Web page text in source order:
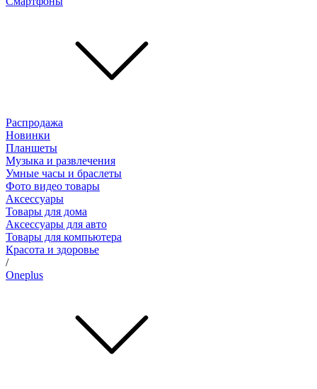
Распродажа
Новинки
Планшеты
Музыка и развлечения
Умные часы и браслеты
Фото видео товары
Аксессуары
Товары для дома
Аксессуары для авто
Товары для компьютера
Красота и здоровье
/
Oneplus